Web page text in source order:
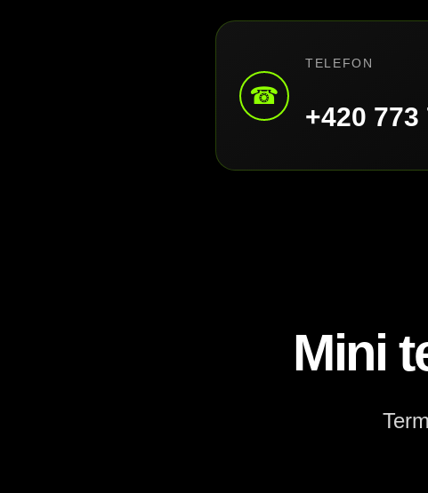
☎
TELEFON
+420 773
Mini